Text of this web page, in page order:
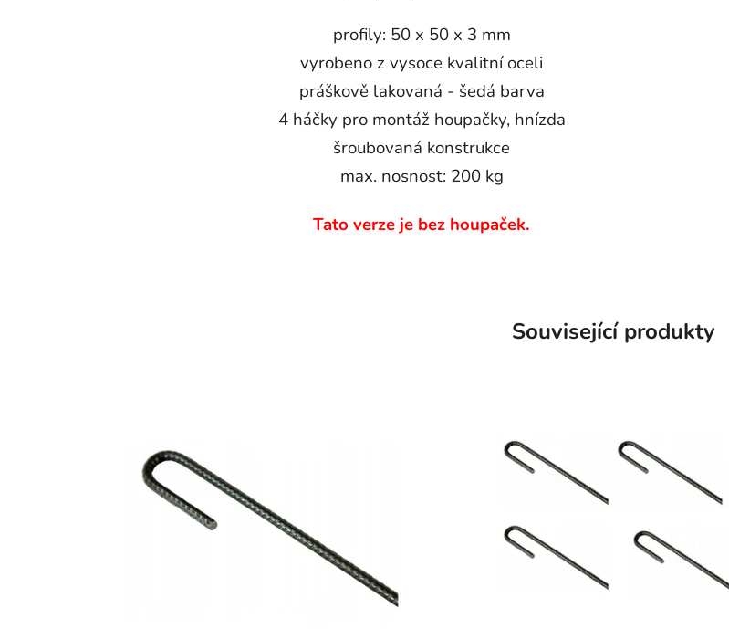
profily: 50 x 50 x 3 mm
vyrobeno z vysoce kvalitní oceli
práškově lakovaná - šedá barva
4 háčky pro montáž houpačky, hnízda
šroubovaná konstrukce
max. nosnost: 200 kg
Tato verze je bez houpaček.
Související produkty